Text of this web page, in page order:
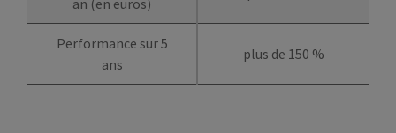
Performance sur 5
ans
plus de 150 %